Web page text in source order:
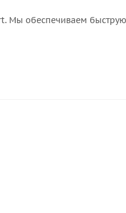
Мы обеспечиваем быструю